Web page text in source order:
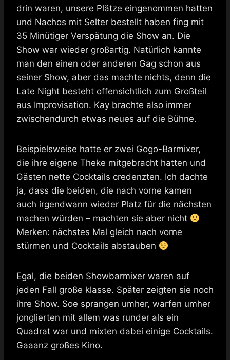
drin waren, unsere Plätze eingenommen hatten
und Nachos mit Selter bestellt haben fing mit
35 Minütiger Verspätung die Show an. Die
Show war wieder großartig. Natürlich kannte
man den einen oder anderen Gag schon aus
seiner Show, aber das machte nichts, denn die
Late Night besteht offensichtlich zum Großteil
aus Improvisation. Kay brachte also immer
zwischendurch etwas neues auf die Bühne.
Beispielsweise hatte er zwei Gogo-Barmixer,
die ihre eigene Theke mitgebracht hatten und
Gästen nette Cocktails credenzten. Ich dachte
ja, dass die beiden, die nach vorne kamen
auch irgendwann wieder Platz für die nächsten
machen würden – machten sie aber nicht
Merken: nächstes Mal gleich nach vorne
stürmen und Cocktails abstauben
Egal, die beiden Showbarmixer waren auf
jeden Fall große klasse. Später zeigten sie noch
ihre Show. Soe sprangen umher, warfen umher
jonglierten mit allem was runder als ein
Quadrat war und mixten dabei einige Cocktails.
Gaaanz großes Kino.